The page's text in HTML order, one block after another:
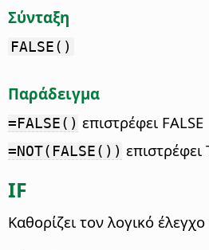
Σύνταξη
FALSE()
Παράδειγμα
=FALSE() επιστρέφει FALSE
=NOT(FALSE()) επιστρέφει
IF
Καθορίζει τον λογικό